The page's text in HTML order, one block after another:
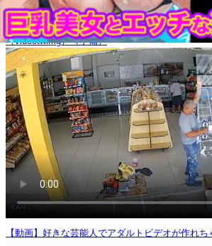
（videotwimg）（予備）
【動画】好きな芸能人でアダルトビデオが作れち